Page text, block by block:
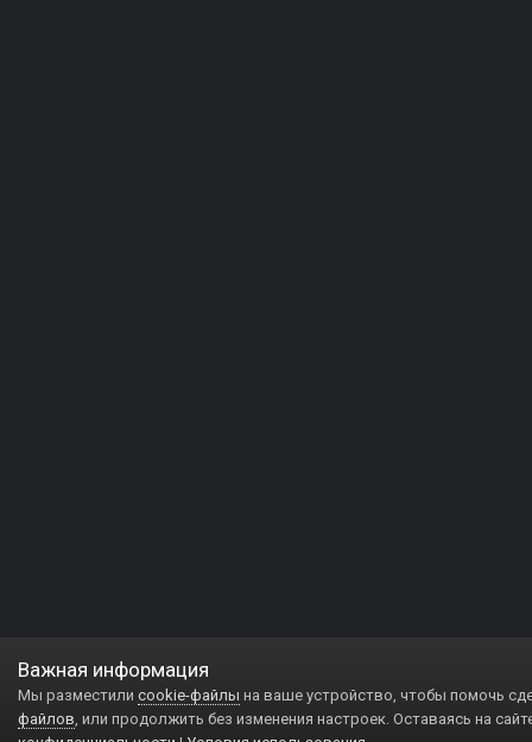
Важная информация
Мы разместили cookie-файлы на ваше устройство, чтобы помочь
файлов, или продолжить без изменения настроек. Оставаясь на